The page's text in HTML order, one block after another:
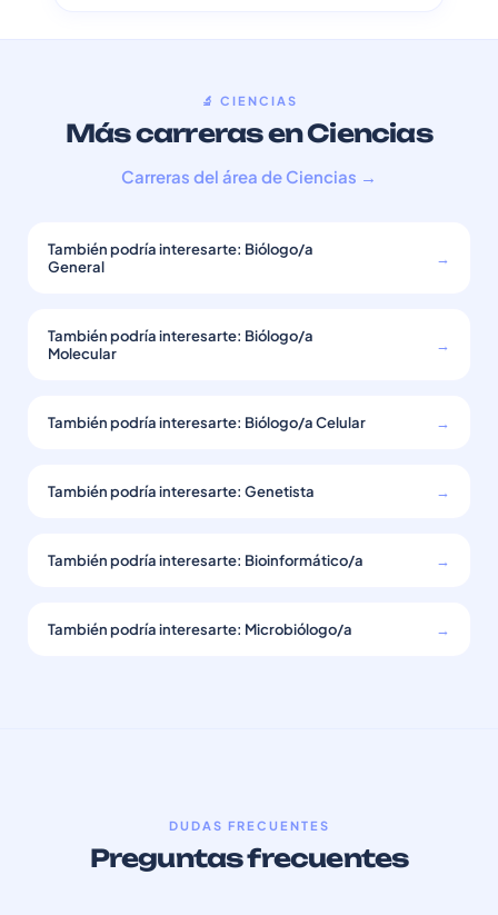
🔬 CIENCIAS
Más carreras en Ciencias
Carreras del área de Ciencias →
También podría interesarte: Biólogo/a
General
→
También podría interesarte: Biólogo/a
Molecular
→
También podría interesarte: Biólogo/a Celular →
También podría interesarte: Genetista →
También podría interesarte: Bioinformático/a →
También podría interesarte: Microbiólogo/a →
DUDAS FRECUENTES
Preguntas frecuentes